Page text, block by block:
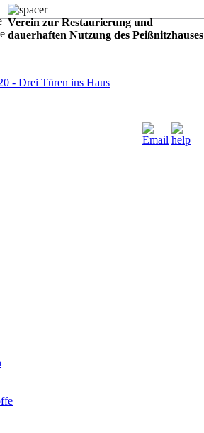
Verein zur Restaurierung und
dauerhaften Nutzung des Peißnitzhauses
- Drei Türen ins Haus